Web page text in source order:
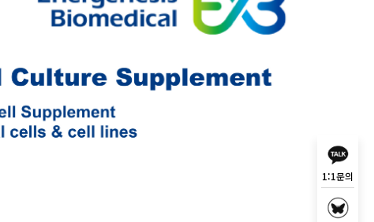
1:1문의